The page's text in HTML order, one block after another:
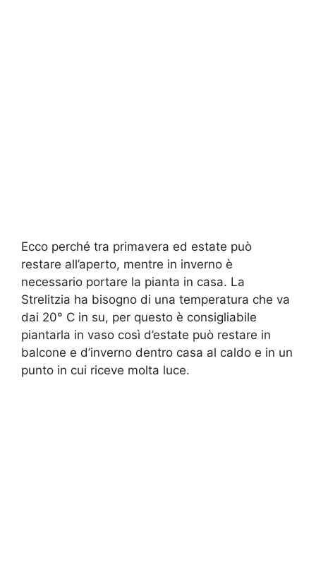
Ecco perché tra primavera ed estate può
restare all’aperto, mentre in inverno è
necessario portare la pianta in casa. La
Strelitzia ha bisogno di una temperatura che va
dai 20° C in su, per questo è consigliabile
piantarla in vaso così d’estate può restare in
balcone e d’inverno dentro casa al caldo e in un
punto in cui riceve molta luce.